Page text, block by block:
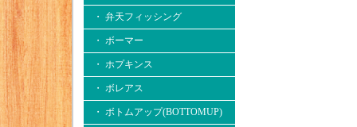
・ 弁天フィッシング
・ ボーマー
・ ホプキンス
・ ボレアス
・ ボトムアップ(BOTTOMUP)